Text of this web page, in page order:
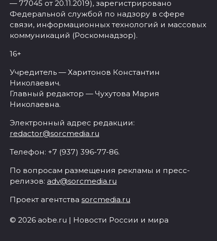
— 77045 от 20.11.2019), зарегистрировано
Федеральной службой по надзору в сфере
связи, информационных технологий и массовых
коммуникаций (Роскомнадзор).
16+
Учредитель — Харитонов Константин
Николаевич.
Главный редактор — Чухутова Мария
Николаевна.
Электронный адрес редакции:
redactor@sorcmedia.ru
Телефон: +7 (937) 396-77-86.
По вопросам размещения рекламы и пресс-
релизов: adv@sorcmedia.ru
Проект агентства sorcmedia.ru
© 2026 aobe.ru | Новости России и мира